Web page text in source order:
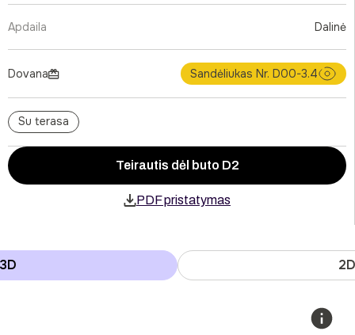
Apdaila Dalinė
Dovana Sandėliukas Nr. D00-3.4
Su terasa
Teirautis dėl buto D2
PDF pristatymas
3D 2D